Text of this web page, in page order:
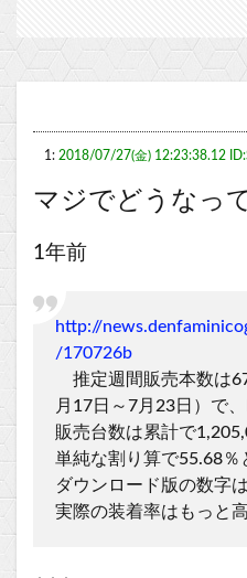
1: 2018/07/27(金) 12:23:38.12
マジでどうなっ
1年前
http://
/170726b
推定週間販売本数は
月17日～7月23日）で
販売台数は累計で
単純な割り算で55.68％
ダウンロード版の数字
実際の装着率はもっと